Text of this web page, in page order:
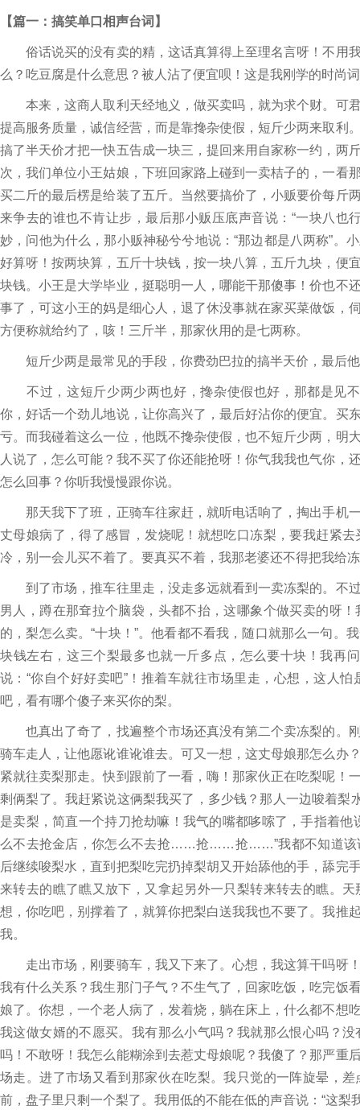
【篇一：搞笑单口相声台词】
俗话说买的没有卖的精，这话真算得上至理名言呀！不用
么？吃豆腐是什么意思？被人沾了便宜呗！这是我刚学的时尚
本来，这商人取利天经地义，做买卖吗，就为求个财。可
提高服务质量，诚信经营，而是靠搀杂使假，短斤少两来取利
搞了半天价才把一快五告成一块三，提回来用自家称一约，两
次，我们单位小王姑娘，下班回家路上碰到一卖桔子的，一看
买二斤的最后楞是给装了五斤。当然要搞价了，小贩要价每斤
来争去的谁也不肯让步，最后那小贩压底声音说：“一块八也
妙，问他为什么，那小贩神秘兮兮地说：“那边都是八两称”。
好算呀！按两块算，五斤十块钱，按一块八算，五斤九块，便
块钱。小王是大学毕业，挺聪明一人，哪能干那傻事！价也不
事了，可这小王的妈是细心人，退了休没事就在家买菜做饭，
方便称就给约了，咳！三斤半，那家伙用的是七两称。
短斤少两是最常见的手段，你费劲巴拉的搞半天价，最后
不过，这短斤少两少两也好，搀杂使假也好，那都是见
你，好话一个劲儿地说，让你高兴了，最后好沾你的便宜。买
亏。而我碰着这么一位，他既不搀杂使假，也不短斤少两，明
人说了，怎么可能？我不买了你还能抢呀！你气我我也气你，
怎么回事？你听我慢慢跟你说。
那天我下了班，正骑车往家赶，就听电话响了，掏出手机
丈母娘病了，得了感冒，发烧呢！就想吃口冻梨，要我赶紧
冷，别一会儿买不着了。要真买不着，我那老婆还不得把我给
到了市场，推车往里走，没走多远就看到一卖冻梨的。不
男人，蹲在那耷拉个脑袋，头都不抬，这哪象个做买卖的呀
的，梨怎么卖。“十块！”。他看都不看我，随口就那么一句。
块钱左右，这三个梨最多也就一斤多点，怎么要十块！我再
说：“你自个好好卖吧”！推着车就往市场里走，心想，这人
吧，看有哪个傻子来买你的梨。
也真出了奇了，找遍整个市场还真没有第二个卖冻梨的。
骑车走人，让他愿讹谁讹谁去。可又一想，这丈母娘那怎么办
紧就往卖梨那走。快到跟前了一看，嗨！那家伙正在吃梨呢！
剩俩梨了。我赶紧说这俩梨我买了，多少钱？那人一边唆着梨
是卖梨，简直一个持刀抢劫嘛！我气的嘴都哆嗦了，手指着
么不去抢金店，你怎么不去抢……抢……抢……”我都不知道该
后继续唆梨水，直到把梨吃完扔掉梨胡又开始舔他的手，舔完
来转去的瞧了瞧又放下，又拿起另外一只梨转来转去的瞧。
想，你吃吧，别撑着了，就算你把梨白送我我也不要了。我推
我。
走出市场，刚要骑车，我又下来了。心想，我这算干吗呀
我有什么关系？我生那门子气？不生气了，回家吃饭，吃完饭
娘了。你想，一个老人病了，发着烧，躺在床上，什么都不想
我这做女婿的不愿买。我有那么小气吗？我就那么恨心吗？
吗！不敢呀！我怎么能糊涂到去惹丈母娘呢？我傻了？那严重
场走。进了市场又看到那家伙在吃梨。我只觉的一阵旋晕，
前，盘子里只剩一个梨了。我用低的不能在低的声音说：“这